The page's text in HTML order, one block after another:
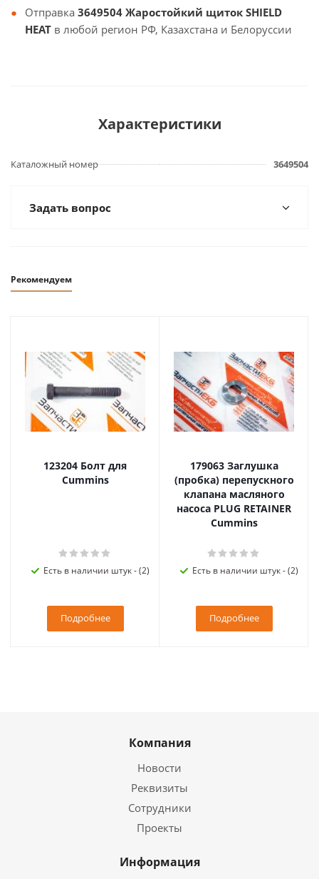
Отправка 3649504 Жаростойкий щиток SHIELD
HEAT в любой регион РФ, Казахстана и Белоруссии
Характеристики
Каталожный номер 3649504
Задать вопрос
Рекомендуем
123204 Болт для
Cummins
Есть в наличии штук - (2)
Подробнее
179063 Заглушка
(пробка) перепускного
клапана масляного
насоса PLUG RETAINER
Cummins
Есть в наличии штук - (2)
Подробнее
Компания
Новости
Реквизиты
Сотрудники
Проекты
Информация